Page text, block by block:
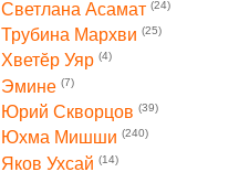
Светлана Асамат (24)
Трубина Мархви (25)
Хветĕр Уяр (4)
Эмине (7)
Юрий Скворцов (39)
Юхма Мишши (240)
Яков Ухсай (14)